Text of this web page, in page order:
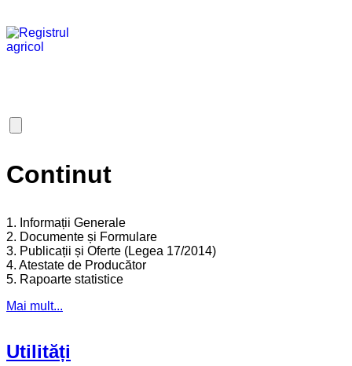
Continut
1. Informații Generale
2. Documente și Formulare
3. Publicații și Oferte (Legea 17/2014)
4. Atestate de Producător
5. Rapoarte statistice
Mai mult...
Utilități